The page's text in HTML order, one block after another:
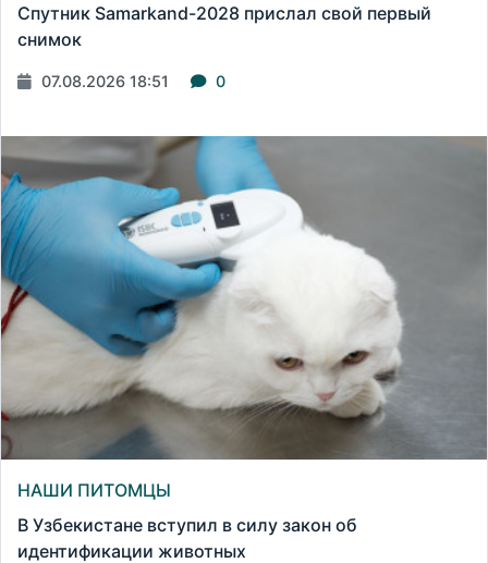
Спутник Samarkand-2028 прислал свой первый
снимок
07.08.2026 18:51 0
НАШИ ПИТОМЦЫ
В Узбекистане вступил в силу закон об
идентификации животных